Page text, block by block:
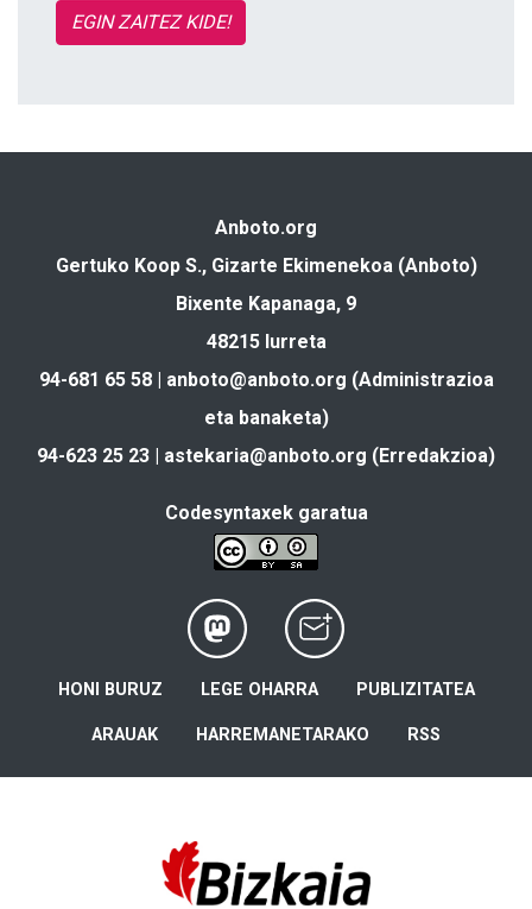
EGIN ZAITEZ KIDE!
Anboto.org
Gertuko Koop S., Gizarte Ekimenekoa (Anboto)
Bixente Kapanaga, 9
48215 Iurreta
94-681 65 58 | anboto@anboto.org (Administrazioa
eta banaketa)
94-623 25 23 | astekaria@anboto.org (Erredakzioa)
Codesyntaxek garatua
HONI BURUZ LEGE OHARRA PUBLIZITATEA
ARAUAK HARREMANETARAKO RSS